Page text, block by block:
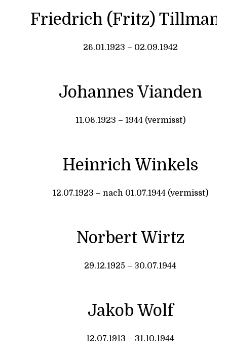
Friedrich (Fritz)
26.01.1923 – 02.09.1942
Johannes Vianden
11.06.1923 – 1944 (vermisst)
Heinrich Winkels
12.07.1923 – nach 01.07.1944 (vermisst)
Norbert Wirtz
29.12.1925 – 30.07.1944
Jakob Wolf
12.07.1913 – 31.10.1944